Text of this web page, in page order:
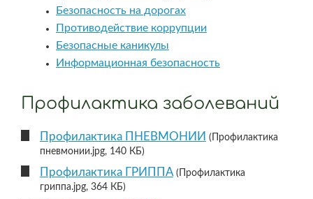
Безопасность на дорогах
Противодействие коррупции
Безопасные каникулы
Информационная безопасность
Профилактика заболеваний
Профилактика ПНЕВМОНИИ (Профилактика
пневмонии.jpg, 140 КБ)
Профилактика ГРИППА (Профилактика
гриппа.jpg, 364 КБ)